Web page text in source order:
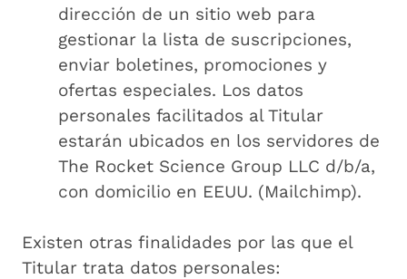
dirección de un sitio web para
gestionar la lista de suscripciones,
enviar boletines, promociones y
ofertas especiales. Los datos
personales facilitados al Titular
estarán ubicados en los servidores de
The Rocket Science Group LLC d/b/a,
con domicilio en EEUU. (Mailchimp).
Existen otras finalidades por las que el
Titular trata datos personales: